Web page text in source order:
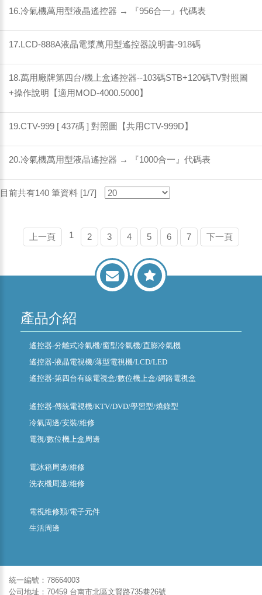
16.冷氣機萬用型液晶遙控器 → 『956合一』代碼表
17.LCD-888A液晶電漿萬用型遙控器說明書-918碼
18.萬用廠牌第四台/機上盒遙控器--103碼STB+120碼TV對照圖
+操作說明【適用MOD-4000.5000】
19.CTV-999 [ 437碼 ] 對照圖【共用CTV-999D】
20.冷氣機萬用型液晶遙控器 → 『1000合一』代碼表
目前共有140 筆資料 [1/7]
上一頁 1 2 3 4 5 6 7 下一頁
產品介紹
遙控器-分離式冷氣機/窗型冷氣機/直膨冷氣機
遙控器-液晶電視機/薄型電視機/LCD/LED
遙控器-第四台有線電視盒/數位機上盒/網路電視盒
遙控器-傳統電視機/KTV/DVD/學習型/燒錄型
冷氣周邊/安裝/維修
電視/數位機上盒周邊
電冰箱周邊/維修
洗衣機周邊/維修
電視維修類/電子元件
生活周邊
統一編號：78664003
公司地址：70459 台南市北區文賢路735巷26號